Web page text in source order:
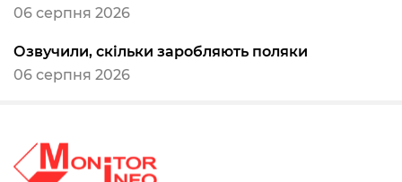
06 серпня 2026
Озвучили, скільки заробляють поляки
06 серпня 2026